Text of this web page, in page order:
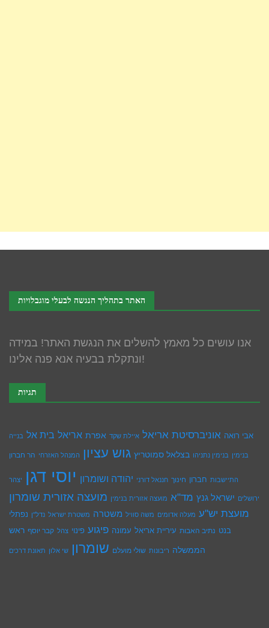
האתר בתהליך הנגשה לבעלי מוגבלויות
אנו עושים כל מאמץ להשלים את הנגשת האתר! במידה
ונתקלת בבעיה אנא פנה אלינו!
תגיות
אבי רואה אוניברסיטת אריאל איילת שקד אפרת אריאל בית אל בנייה
בנימין בנימין נתניהו בצלאל סמוטריץ גוש עציון המנהל האזרחי הר חברון
התיישבות חברון חינוך חננאל דורני יהודה ושומרון יוסי דגן יצהר
ירושלים ישראל גנץ מד"א מועצה אזורית בנימין מועצה אזורית שומרון
מועצת יש''ע מעלה אדומים משה סוויל משטרה משטרת ישראל נדל''ן נפתלי
בנט נתיב האבות עיריית אריאל עמונה פיגוע פינוי צהל קבר יוסף ראש
הממשלה ריבונות שולי מועלם שומרון שי אלון תאונת דרכים